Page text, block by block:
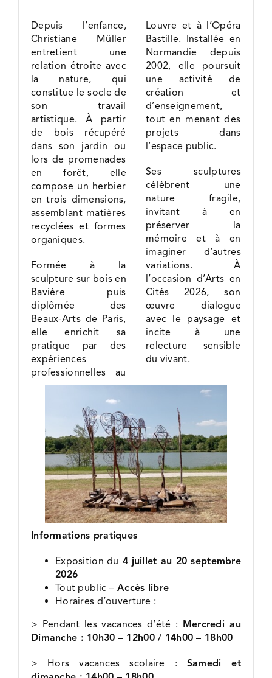
Depuis l’enfance,
Christiane Müller
entretient une
relation étroite avec
la nature, qui
constitue le socle de
son travail
artistique. À partir
de bois récupéré
dans son jardin ou
lors de promenades
en forêt, elle
compose un herbier
en trois dimensions,
assemblant matières
recyclées et formes
organiques.
Formée à la
sculpture sur bois en
Bavière puis
diplômée des
Beaux-Arts de Paris,
elle enrichit sa
pratique par des
expériences
professionnelles au
Louvre et à l’Opéra
Bastille. Installée en
Normandie depuis
2002, elle poursuit
une activité de
création et
d’enseignement,
tout en menant des
projets dans
l’espace public.
Ses sculptures
célèbrent une
nature fragile,
invitant à en
préserver la
mémoire et à en
imaginer d’autres
variations. À
l’occasion d’Arts en
Cités 2026, son
œuvre dialogue
avec le paysage et
incite à une
relecture sensible
du vivant.
Informations pratiques
Exposition du 4 juillet au 20 septembre
2026
Tout public – Accès libre
Horaires d’ouverture :
> Pendant les vacances d’été : Mercredi au
Dimanche : 10h30 – 12h00 / 14h00 – 18h00
> Hors vacances scolaire : Samedi et